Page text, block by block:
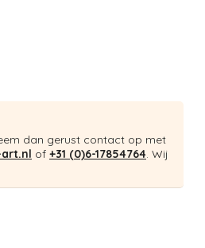
dan gerust contact op met
of +31 (0)6-17854764. Wij